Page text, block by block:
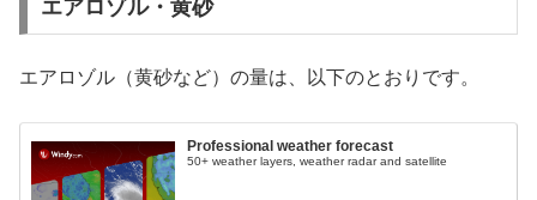
エアロゾル・黄砂
エアロゾル（黄砂など）の量は、以下のとおりです。
Professional weather forecast
50+ weather layers, weather radar and satellite